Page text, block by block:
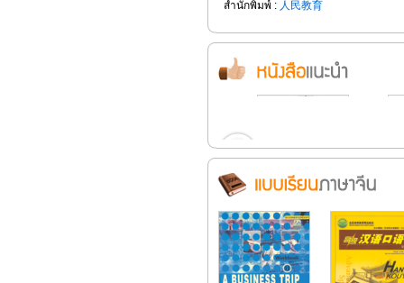
สำนักพิมพ์ : 人民教育